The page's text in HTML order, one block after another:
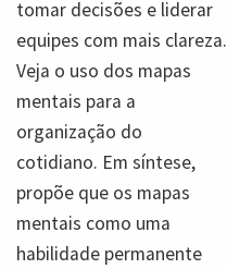
tomar decisões e liderar
equipes com mais clareza.
Veja o uso dos mapas
mentais para a
organização do
cotidiano. Em síntese,
propõe que os mapas
mentais como uma
habilidade permanente